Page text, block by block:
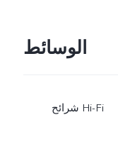
الوسائط
شرائح Hi-Fi